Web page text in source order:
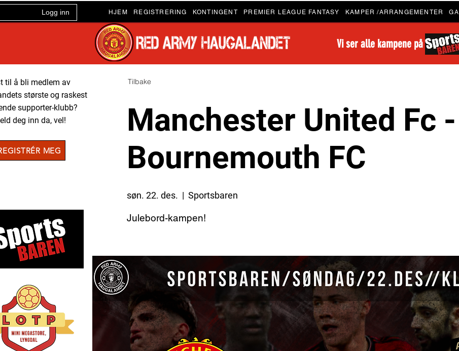
Logg inn HJEM REGISTRERING KONTINGENT PREMIER LEAGUE FANTASY KAMPER /ARRANGEMENTER
Vi ser alle kampene på
Manchester United Fc
Bournemouth FC
søn. 22. des.
  |
Sportsbaren
Julebord-kampen!
Tilbake
til å bli medlem av
største og raskest
supporter-klubb?
deg inn da, vel!
MEG